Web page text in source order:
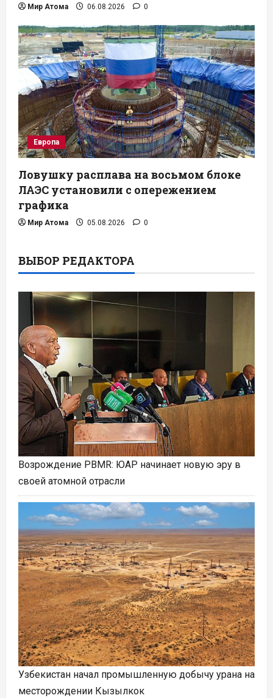
Мир Атома 06.08.2026 0
Европа
Ловушку расплава на восьмом блоке
ЛАЭС установили с опережением
графика
Мир Атома 05.08.2026 0
ВЫБОР РЕДАКТОРА
Возрождение PBMR: ЮАР начинает новую эру в
своей атомной отрасли
Узбекистан начал промышленную добычу урана на
месторождении Кызылкок